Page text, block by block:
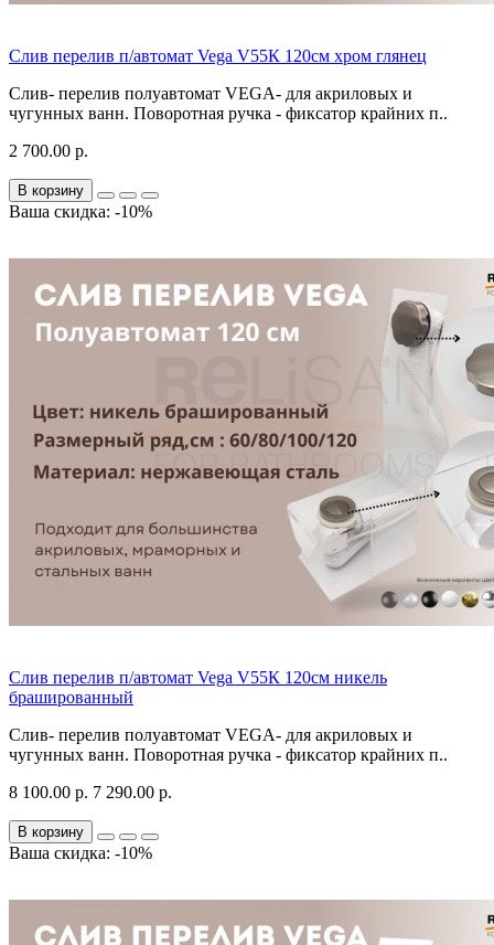
Слив перелив п/автомат Vega V55К 120см хром глянец
Слив- перелив полуавтомат VEGA- для акриловых и
чугунных ванн. Поворотная ручка - фиксатор крайних п..
2 700.00 р.
В корзину
Ваша скидка: -10%
Слив перелив п/автомат Vega V55К 120см никель
брашированный
Слив- перелив полуавтомат VEGA- для акриловых и
чугунных ванн. Поворотная ручка - фиксатор крайних п..
8 100.00 р. 7 290.00 р.
В корзину
Ваша скидка: -10%